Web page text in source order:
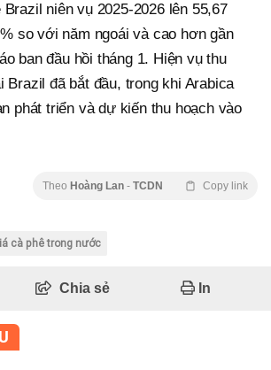
niên vụ 2025-2026 lên 55,67
so với năm ngoái và cao hơn gần
ban đầu hồi tháng 1. Hiện vụ thu
Brazil đã bắt đầu, trong khi Arabica
phát triển và dự kiến thu hoạch vào
Theo Hoàng Lan - TCDN Copy link
cà phê trong nước
Chia sẻ In